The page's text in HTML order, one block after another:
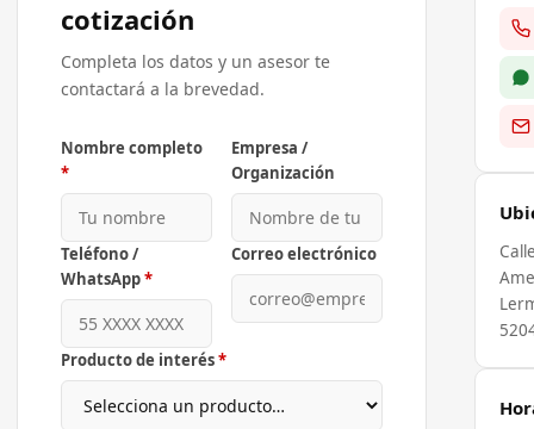
cotización
Completa los datos y un asesor te
contactará a la brevedad.
Nombre completo
*
Empresa /
Organización
Teléfono /
WhatsApp*
Correo electrónico
Producto de interés*